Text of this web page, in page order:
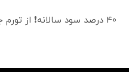
40 درصد سود سالانه❗ از تورم جا نمونی😲